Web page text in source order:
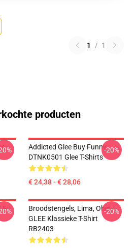
1 / 1
producten
Addicted Glee Buy Funny
DTNK0501 Glee T-Shirts
€ 24,38 - € 28,06
-20%
Broodstengels, Lima, Ohio,
GLEE Klassieke T-Shirt
RB2403
-20%